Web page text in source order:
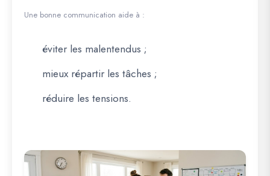
Une bonne communication aide à :
éviter les malentendus ;
mieux répartir les tâches ;
réduire les tensions.